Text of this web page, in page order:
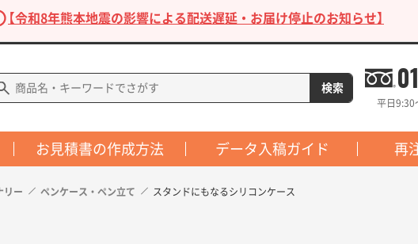
【令和8年熊本地震の影響による配送遅延・お届け停止のお知らせ】
平日9:30
お見積書の作成方法 データ入稿ガイド 再
リー ペンケース・ペン立て スタンドにもなるシリコンケース